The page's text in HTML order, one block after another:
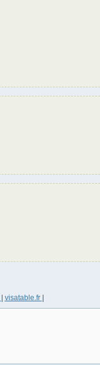
visatable.fr